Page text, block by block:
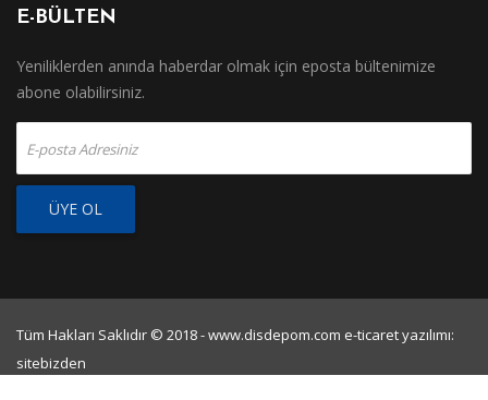
E-BÜLTEN
Yeniliklerden anında haberdar olmak için eposta bültenimize
abone olabilirsiniz.
ÜYE OL
Tüm Hakları Saklıdır © 2018 - www.disdepom.com e-ticaret yazılımı:
sitebizden